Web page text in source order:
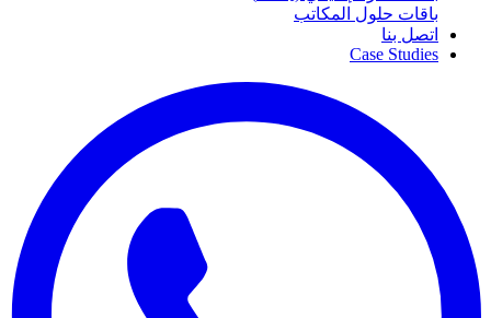
باقات حلول المكاتب
اتصل بنا
Case Studies